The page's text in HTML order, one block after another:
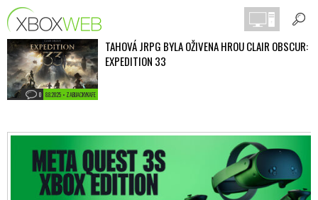
8.8.2025 • ZABIJACKYKAFE
0
TAHOVÁ JRPG BYLA OŽIVENA HROU CLAIR OBSCUR:
EXPEDITION 33